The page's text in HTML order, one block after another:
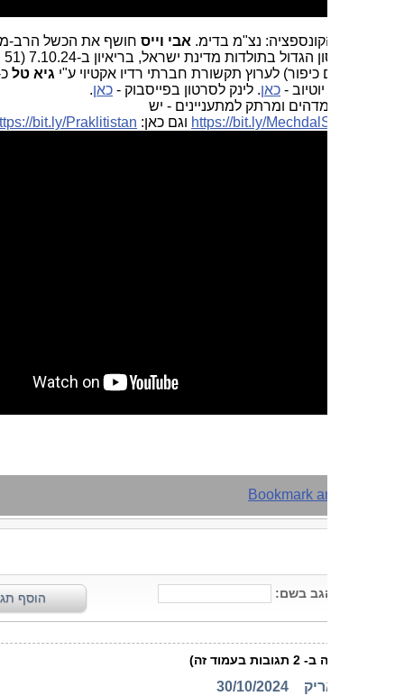
נצ"מ בדימ.אבי וייסחושף את הכשל הרב-מערכתי
שהוביל לאסון הגדול בתולדות מדינת ישראל, בריאיון ב-7.10.24 (51 שנה
לערוץ תקשורת חברתי רדיו אקטיוי ע"יגיא טלכ-46 דקות.
. לינק לסרטון בפייסבוק -כאן.
ומרתק למתעניינים - יש
https://bit.ly/וגם כאן:https://bit.ly/Praklitistan
.